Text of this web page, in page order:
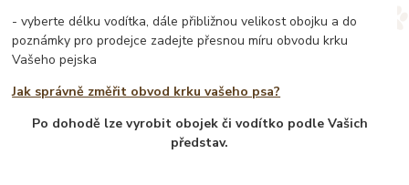
- vyberte délku vodítka, dále přibližnou velikost obojku a do
poznámky pro prodejce zadejte přesnou míru obvodu krku
Vašeho pejska
Jak správně změřit obvod krku vašeho psa?
Po dohodě lze vyrobit obojek či vodítko podle Vašich
představ.